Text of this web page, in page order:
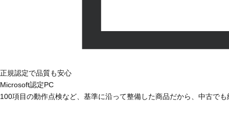
正規認定で品質も安心
Microsoft認定PC
100項目の動作点検など、基準に沿って整備した商品だから、中古で